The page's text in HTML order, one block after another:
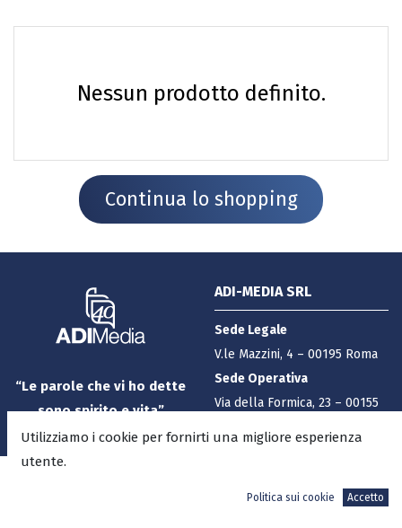
Nessun prodotto definito.
Continua lo shopping
“Le parole che vi ho dette
sono spirito e vita”
[Giovanni 6:63]
ADI-MEDIA SRL
Sede Legale
V.le Mazzini, 4 – 00195 Roma
Sede Operativa
Via della Formica, 23 – 00155
Cap. Soc.:€ 100.000 i.v.
Utilizziamo i cookie per fornirti una migliore esperienza
utente.
Politica sui cookie Accetto